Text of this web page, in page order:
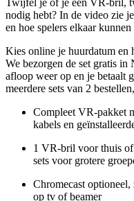
nodig hebt? In de video zie
en hoe spelers elkaar
Kies online je huurdatum en
We bezorgen de set gratis in
afloop weer op en je betaalt
meerdere sets van 2
Compleet VR-pakket
kabels en
1 VR-bril voor thuis
sets voor grotere
Chromecast
op tv of beamer